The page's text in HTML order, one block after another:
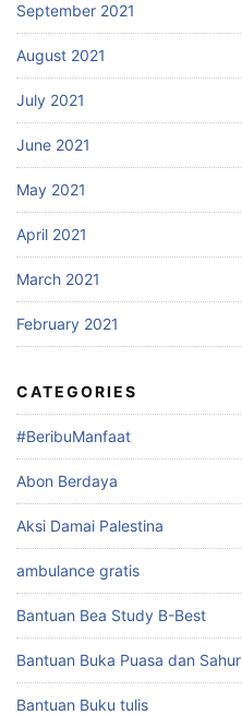
September 2021
August 2021
July 2021
June 2021
May 2021
April 2021
March 2021
February 2021
CATEGORIES
#BeribuManfaat
Abon Berdaya
Aksi Damai Palestina
ambulance gratis
Bantuan Bea Study B-Best
Bantuan Buka Puasa dan Sahur
Bantuan Buku tulis